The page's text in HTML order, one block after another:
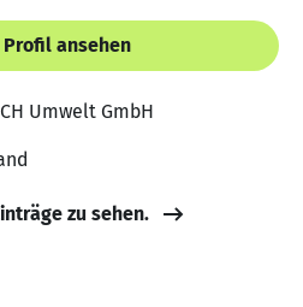
Profil ansehen
Umwelt GmbH
zu sehen.